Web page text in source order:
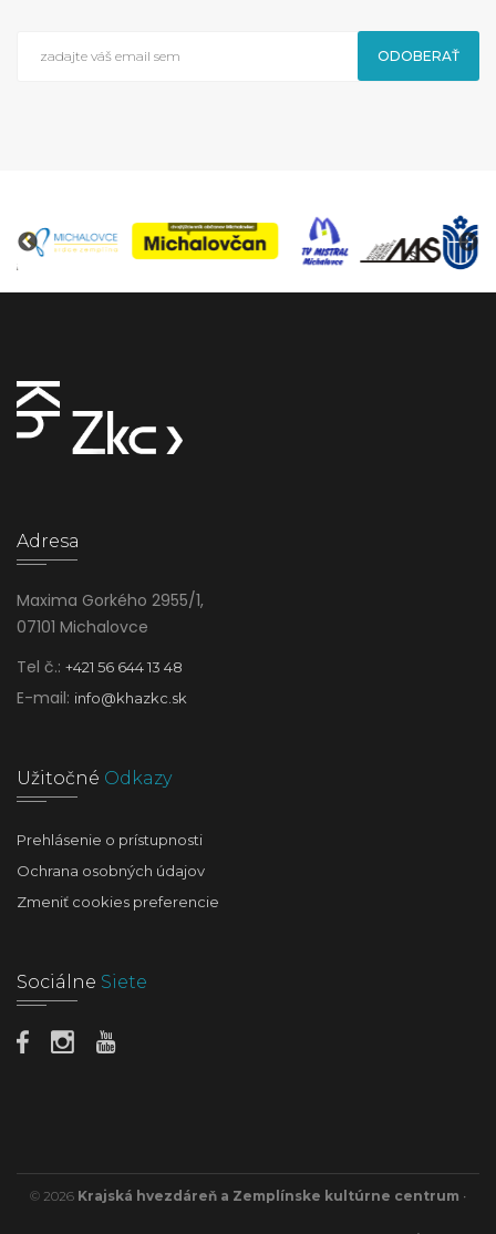
ODOBERAŤ
Adresa
Maxima Gorkého 2955/1,
07101 Michalovce
Tel č.: +421 56 644 13 48
E-mail: info@khazkc.sk
Užitočné Odkazy
Prehlásenie o prístupnosti
Ochrana osobných údajov
Zmeniť cookies preferencie
Sociálne Siete
© 2026 Krajská hvezdáreň a Zemplínske kultúrne centrum •